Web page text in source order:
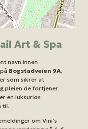
Art & Spa
navn innen
Bogstadveien 9A,
som sikrer at
pleien de fortjener.
en luksuriøs
til.
om Vini’s